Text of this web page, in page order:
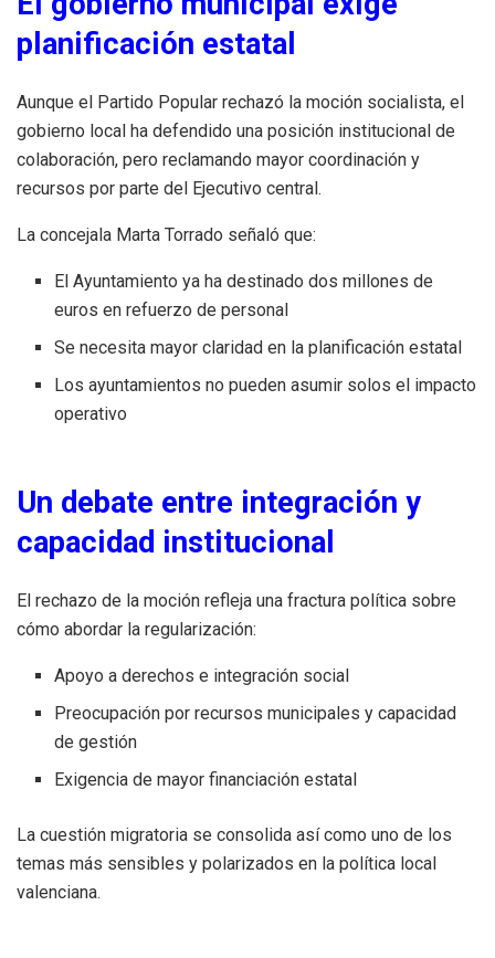
planificación estatal
Aunque el Partido Popular rechazó la moción socialista, el
gobierno local ha defendido una posición institucional de
colaboración, pero reclamando mayor coordinación y
recursos por parte del Ejecutivo central.
La concejala Marta Torrado señaló que:
El Ayuntamiento ya ha destinado dos millones de
euros en refuerzo de personal
Se necesita mayor claridad en la planificación estatal
Los ayuntamientos no pueden asumir solos el impacto
operativo
Un debate entre integración y
capacidad institucional
El rechazo de la moción refleja una fractura política sobre
cómo abordar la regularización:
Apoyo a derechos e integración social
Preocupación por recursos municipales y capacidad
de gestión
Exigencia de mayor financiación estatal
La cuestión migratoria se consolida así como uno de los
temas más sensibles y polarizados en la política local
valenciana.